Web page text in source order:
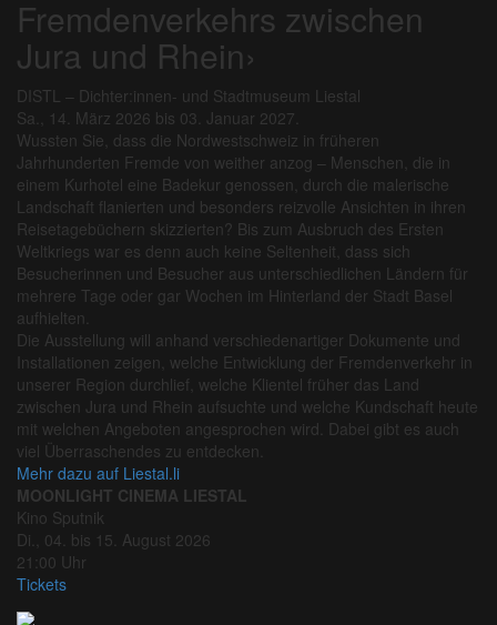
Fremdenverkehrs zwischen
Jura und Rhein›
DISTL – Dichter:innen- und Stadtmuseum Liestal
Sa., 14. März 2026 bis 03. Januar 2027.
Wussten Sie, dass die Nordwestschweiz in früheren
Jahrhunderten Fremde von weither anzog – Menschen, die in
einem Kurhotel eine Badekur genossen, durch die malerische
Landschaft flanierten und besonders reizvolle Ansichten in ihren
Reisetagebüchern skizzierten? Bis zum Ausbruch des Ersten
Weltkriegs war es denn auch keine Seltenheit, dass sich
Besucherinnen und Besucher aus unterschiedlichen Ländern für
mehrere Tage oder gar Wochen im Hinterland der Stadt Basel
aufhielten.
Die Ausstellung will anhand verschiedenartiger Dokumente und
Installationen zeigen, welche Entwicklung der Fremdenverkehr in
unserer Region durchlief, welche Klientel früher das Land
zwischen Jura und Rhein aufsuchte und welche Kundschaft heute
mit welchen Angeboten angesprochen wird. Dabei gibt es auch
viel Überraschendes zu entdecken.
Mehr dazu auf Liestal.li
MOONLIGHT CINEMA LIESTAL
Kino Sputnik
Di., 04. bis 15. August 2026
21:00 Uhr
Tickets